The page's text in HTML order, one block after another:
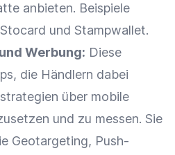
anbieten. Beispiele
und Stampwallet.
und Werbung: Diese
die Händlern dabei
über mobile
und zu messen. Sie
Geotargeting, Push-